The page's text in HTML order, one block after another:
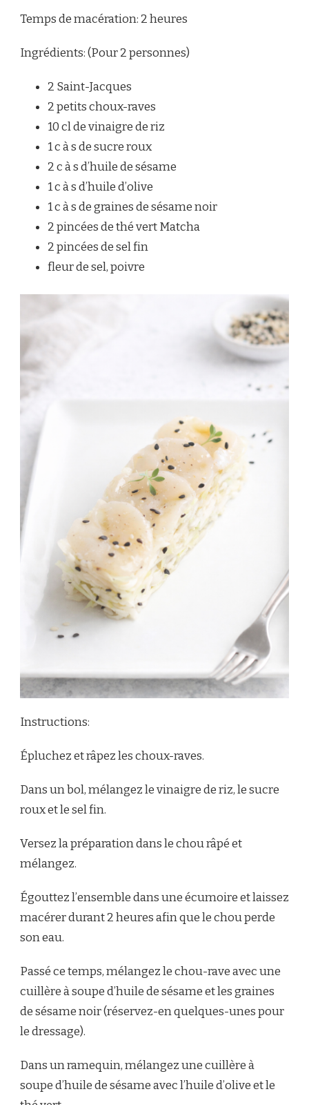
Temps de macération: 2 heures
Ingrédients: (Pour 2 personnes)
2 Saint-Jacques
2 petits choux-raves
10 cl de vinaigre de riz
1 c à s de sucre roux
2 c à s d’huile de sésame
1 c à s d’huile d’olive
1 c à s de graines de sésame noir
2 pincées de thé vert Matcha
2 pincées de sel fin
fleur de sel, poivre
Instructions:
Épluchez et râpez les choux-raves.
Dans un bol, mélangez le vinaigre de riz, le sucre
roux et le sel fin.
Versez la préparation dans le chou râpé et
mélangez.
Égouttez l’ensemble dans une écumoire et laissez
macérer durant 2 heures afin que le chou perde
son eau.
Passé ce temps, mélangez le chou-rave avec une
cuillère à soupe d’huile de sésame et les graines
de sésame noir (réservez-en quelques-unes pour
le dressage).
Dans un ramequin, mélangez une cuillère à
soupe d’huile de sésame avec l’huile d’olive et le